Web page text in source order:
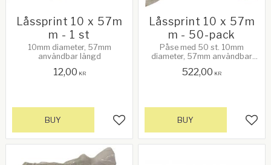
Låssprint 10 x 57m
m - 1 st
10mm diameter, 57mm
användbar längd
12,00 KR
Add to favorites
BUY
Låssprint 10 x 57m
m - 50-pack
Påse med 50 st. 10mm
diameter, 57mm användbar
522,00 KR
BUY